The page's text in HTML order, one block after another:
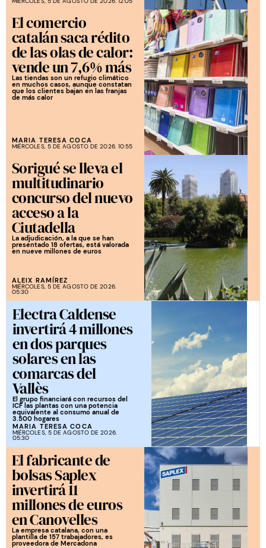
El comercio
catalán saca rédito
de las olas de calor:
vende un 7,6% más
Las tiendas son un refugio climático
en muchos casos, aunque constatan
que los clientes bajan en las franjas
de más calor
MARIA TERESA COCA
MIÉRCOLES, 5 DE AGOSTO DE 2026. 10:55
Sorigué se lleva el
multitudinario
concurso del nuevo
acceso a la
Ciutadella
La adjudicación, a la que se han
presentado 18 ofertas, está valorada
en nueve millones de euros
ALEIX RAMÍREZ
MIÉRCOLES, 5 DE AGOSTO DE 2026.
05:30
Electra Caldense
invertirá 4 millones
en dos parques
solares en las
comarcas del
Vallès
El grupo financiará con recursos del
ICF las plantas con una potencia
equivalente al consumo anual de
3.500 hogares
MARIA TERESA COCA
MIÉRCOLES, 5 DE AGOSTO DE 2026.
05:30
El fabricante de
bolsas Saplex
invertirá 11
millones de euros
en Canovelles
La empresa catalana, con una
plantilla de 157 trabajadores, es
proveedora de Mercadona